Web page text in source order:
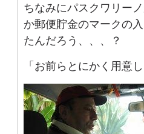
ちなみにパスクワリー
か郵便貯金のマークの
たんだろう、、、？
「お前らとにかく用意